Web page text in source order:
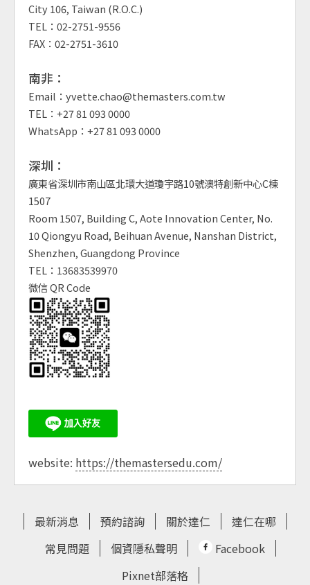
City 106, Taiwan (R.O.C.)
TEL：02-2751-9556
FAX：02-2751-3610
南非：
Email：yvette.chao@themasters.com.tw
TEL：+27 81 093 0000
WhatsApp：+27 81 093 0000
深圳：
廣東省深圳市南山區北環大道瓊宇路10號澳特創新中心C棟
1507
Room 1507, Building C, Aote Innovation Center, No.
10 Qiongyu Road, Beihuan Avenue, Nanshan District,
Shenzhen, Guangdong Province
TEL：13683539970
微信 QR Code
website: https://themastersedu.com/
最新消息 預約諮詢 關於達仁
達仁在哪
常見問題
個資隱私聲明
Facebook
Pixnet部落格